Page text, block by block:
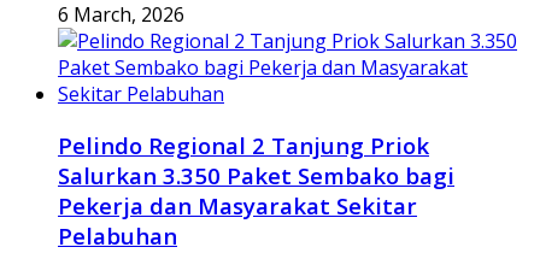
6 March, 2026
Pelindo Regional 2 Tanjung Priok
Salurkan 3.350 Paket Sembako bagi
Pekerja dan Masyarakat Sekitar
Pelabuhan